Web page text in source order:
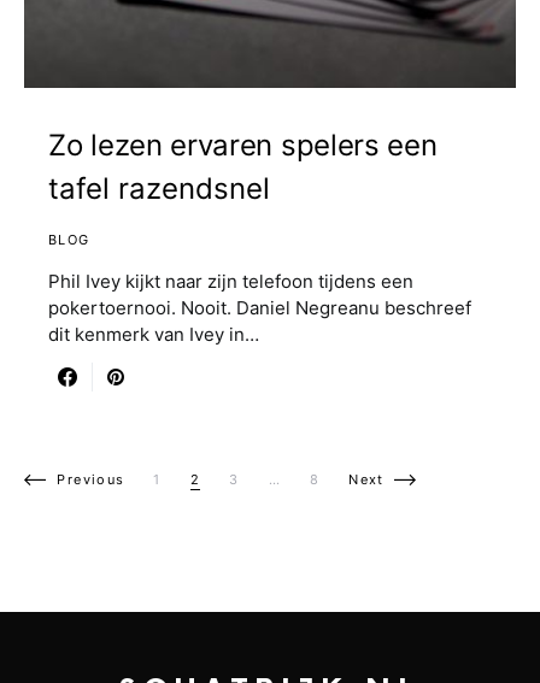
Zo lezen ervaren spelers een
tafel razendsnel
BLOG
Phil Ivey kijkt naar zijn telefoon tijdens een
pokertoernooi. Nooit. Daniel Negreanu beschreef
dit kenmerk van Ivey in…
Berichten paginering
Previous 1 2 3 … 8 Next